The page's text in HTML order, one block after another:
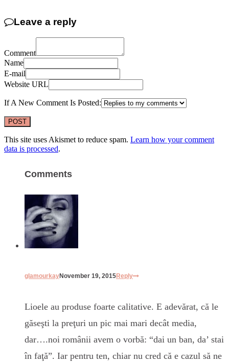
Leave a reply
Comment
Name
E-mail
Website URL
If A New Comment Is Posted:
This site uses Akismet to reduce spam. Learn how your comment
data is processed.
Comments
glamourkayNovember 19, 2015Reply
Lioele au produse foarte calitative. E adevărat, că le
găseşti la preţuri un pic mai mari decât media,
dar….noi românii avem o vorbă: “dai un ban, da’ stai
în faţă”. Iar pentru ten, chiar nu cred că e cazul să ne